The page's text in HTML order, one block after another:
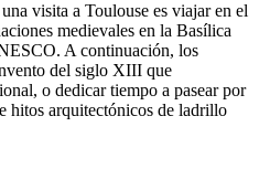
visita a Toulouse es viajar en el
medievales en la Basílica
A continuación, los
del siglo XIII que
o dedicar tiempo a pasear por
hitos arquitectónicos de ladrillo